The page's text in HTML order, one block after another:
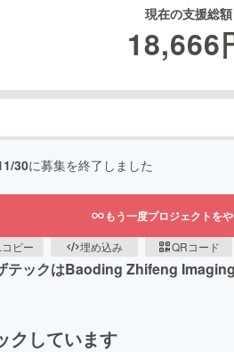
現在の支援総額
18,666
30に募集を終了しました
もう一度プロジェクトを
ピー 埋め込み QRコード
ックはBaoding Zhifeng
クしています